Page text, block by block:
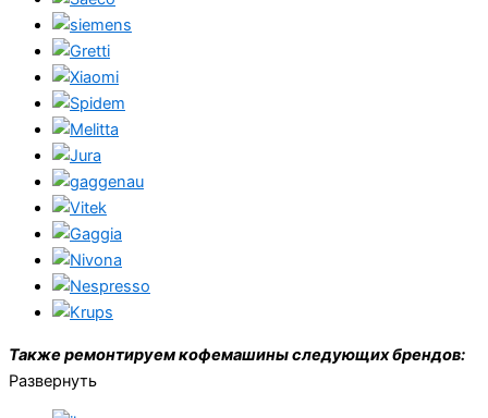
Также ремонтируем кофемашины следующих брендов:
Развернуть